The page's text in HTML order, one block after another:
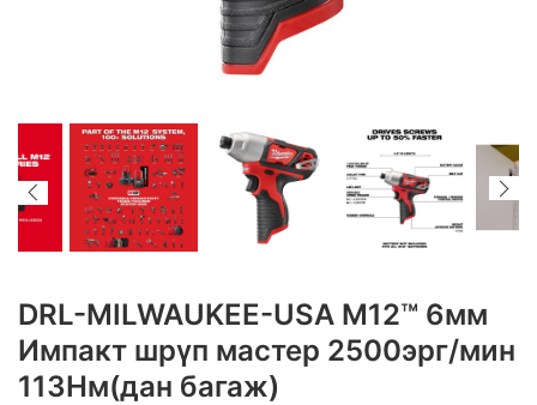
DRL-MILWAUKEE-USA M12™ 6мм
Импакт шрүп мастер 2500эрг/мин
113Нм(дан багаж)